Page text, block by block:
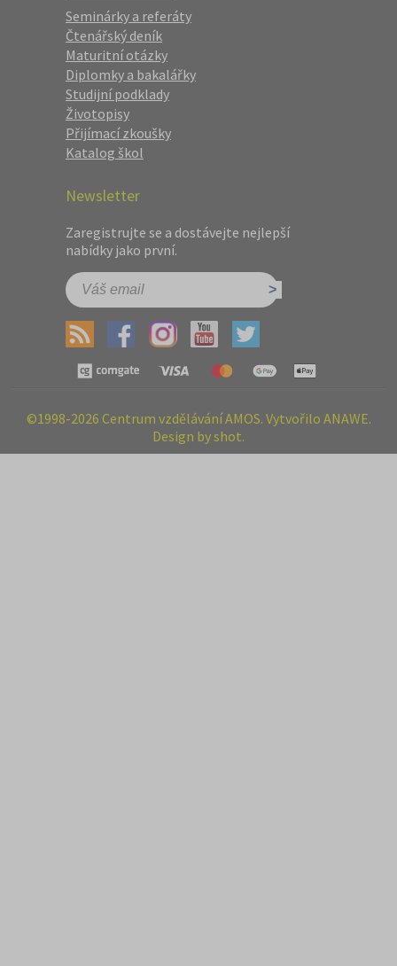
Seminárky a referáty
Čtenářský deník
Maturitní otázky
Diplomky a bakalářky
Studijní podklady
Životopisy
Přijímací zkoušky
Katalog škol
Newsletter
Zaregistrujte se a dostávejte nejlepší
nabídky jako první.
©1998-2026 Centrum vzdělávání AMOS. Vytvořilo ANAWE.
Design by shot.